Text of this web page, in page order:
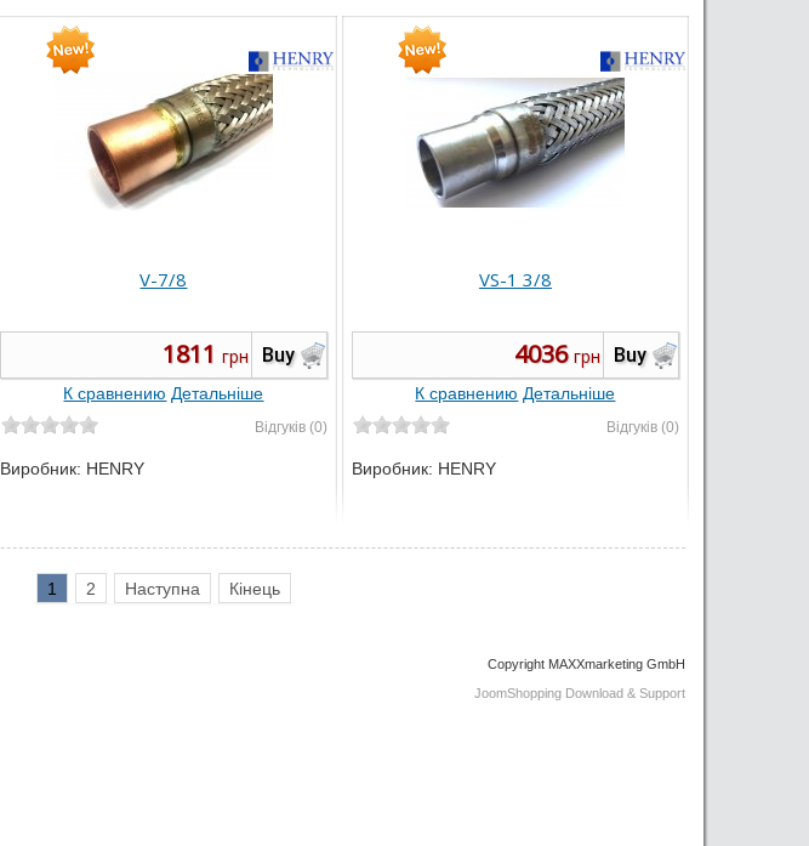
V-7/8
Buy
1811 грн
К сравнению Детальніше
Відгуків (0)
Виробник: HENRY
VS-1 3/8
Buy
4036 грн
К сравнению Детальніше
Відгуків (0)
Виробник: HENRY
1 2 Наступна Кінець
Copyright MAXXmarketing GmbH
JoomShopping Download & Support